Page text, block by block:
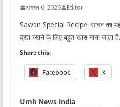
अगस्त 6, 2026 Editor
Sawan Special Recipe: सावन का
व्रत रखने के लिए बहुत खास माना जाता
Share this:
Facebook X
Umh News india